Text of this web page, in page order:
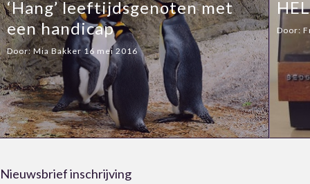
‘Hang’ leeftijdsgenoten met
een handicap
Door:Mia Bakker 16 mei 2016
Door:
Nieuwsbrief inschrijving